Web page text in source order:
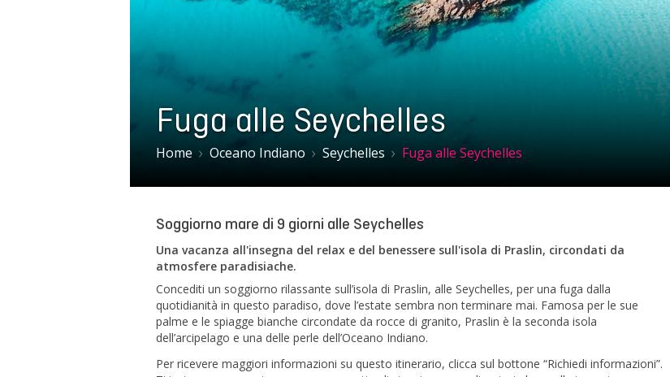
Fuga alle Seychelles
Home Oceano Indiano Seychelles Fuga alle Seychelles
Soggiorno mare di 9 giorni alle Seychelles
Una vacanza all'insegna del relax e del benessere sull'isola di Praslin, circondati da
atmosfere paradisiache.
Concediti un soggiorno rilassante sull’isola di Praslin, alle Seychelles, per una fuga dalla
quotidianità in questo paradiso, dove l’estate sembra non terminare mai. Famosa per le sue
palme e le spiagge bianche circondate da rocce di granito, Praslin è la seconda isola
dell’arcipelago e una delle perle dell’Oceano Indiano.
Per ricevere maggiori informazioni su questo itinerario, clicca sul bottone “Richiedi informazioni”.